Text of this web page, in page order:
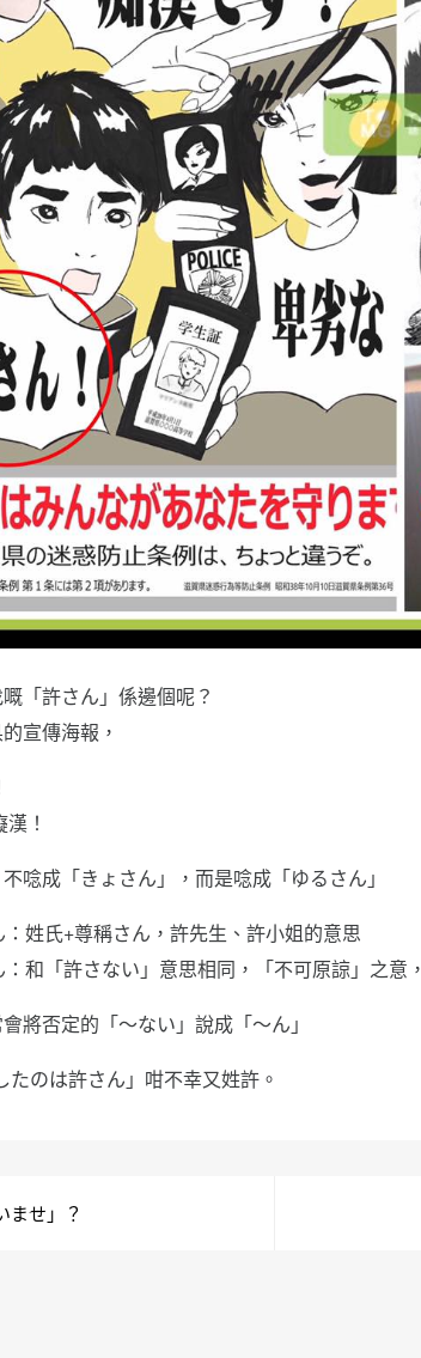
「許さん」係邊個呢？
宣傳海報，
！
唸成「きょさん」，而是唸成「ゆるさん」
姓氏+尊稱さん，許先生、許小姐的意思
和「許さない」意思相同，「不可原諒」之意，
將否定的「～ない」說成「～ん」
たのは許さん」咁不幸又姓許。
ませ」？